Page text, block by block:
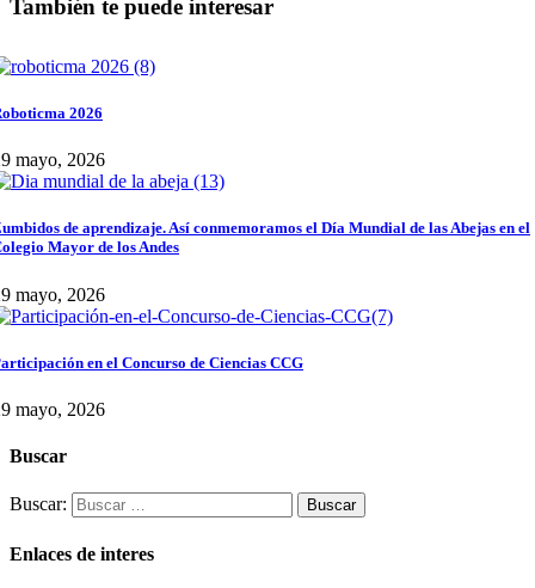
También te puede interesar
2026
mayo, 2026
de aprendizaje. Así conmemoramos el Día Mundial de las Abejas en el
Mayor de los Andes
mayo, 2026
en el Concurso de Ciencias CCG
mayo, 2026
Buscar
Buscar:
Enlaces de interes